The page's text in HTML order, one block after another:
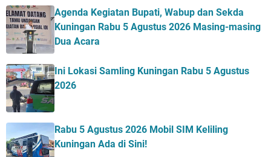
Agenda Kegiatan Bupati, Wabup dan Sekda
Kuningan Rabu 5 Agustus 2026 Masing-masing
Dua Acara
Ini Lokasi Samling Kuningan Rabu 5 Agustus
2026
Rabu 5 Agustus 2026 Mobil SIM Keliling
Kuningan Ada di Sini!